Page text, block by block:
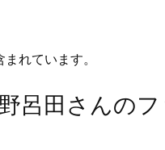
れています。
呂田さんの